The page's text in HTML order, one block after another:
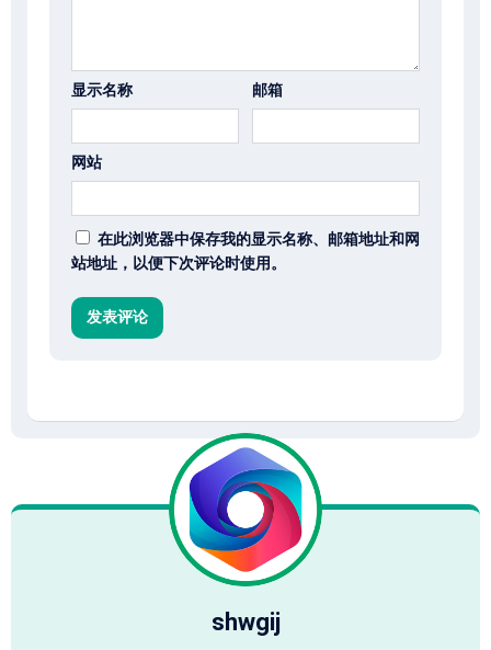
显示名称 邮箱
网站
在此浏览器中保存我的显示名称、邮箱地址和网
站地址，以便下次评论时使用。
shwgij